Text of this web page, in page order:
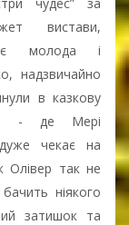
вистави,
є молода і
надзвичайно
в казкову
- де Мері
чекає на
Олівер так не
ніякого
затишок та